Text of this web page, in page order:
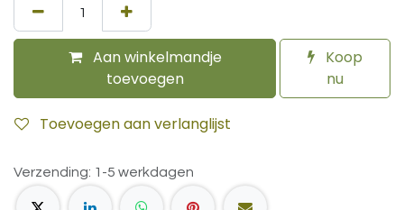
Aan winkelmandje
toevoegen
Koop
nu
Toevoegen aan verlanglijst
Verzending: 1-5 werkdagen